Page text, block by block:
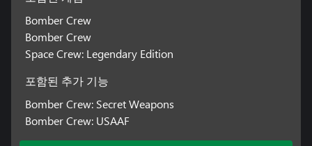
Bomber Crew
Bomber Crew
Space Crew: Legendary Edition
포함된 추가 기능
Bomber Crew: Secret Weapons
Bomber Crew: USAAF